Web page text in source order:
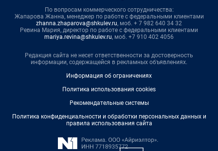
По вопросам коммерческого сотрудничества:
Жапарова Жанна, менеджер по работе с федеральными клиентами
zhanna.zhaparova@shkulev.ru, моб. + 7 982 640 34 32
Ревина Мария, директор по работе с федеральными клиентами
mariya.revina@shkulev.ru, моб. +7 910 402 4056
Редакция сайта не несет ответственности за достоверность
информации, содержащейся в рекламных объявлениях.
Информация об ограничениях
Политика использования cookies
Рекомендательные системы
Политика конфиденциальности и обработки персональных данных и
правила использования сайта